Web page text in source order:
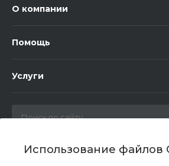
Использование файлов
О компании
Помощь
Услуги